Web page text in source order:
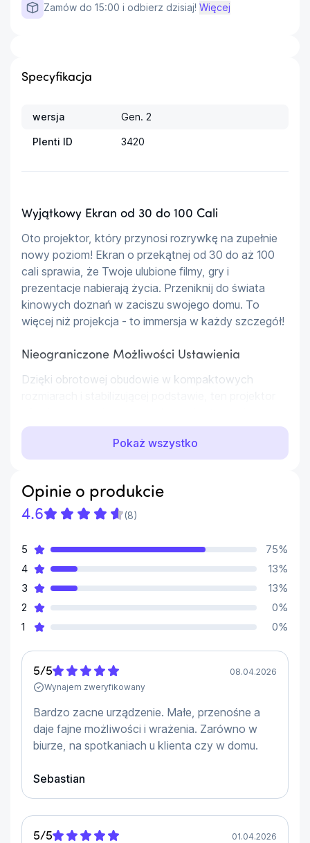
Zamów do 15:00 i odbierz dzisiaj! Więcej
Specyfikacja
wersja Gen. 2
Plenti ID 3420
Wyjątkowy Ekran od 30 do 100 Cali
Oto projektor, który przynosi rozrywkę na zupełnie
nowy poziom! Ekran o przekątnej od 30 do aż 100
cali sprawia, że Twoje ulubione filmy, gry i
prezentacje nabierają życia. Przeniknij do świata
kinowych doznań w zaciszu swojego domu. To
więcej niż projekcja - to immersja w każdy szczegół!
Nieograniczone Możliwości Ustawienia
Dzięki obrotowej obudowie w kompaktowych
Wyświetl swoje treści na każdej powierzchni i pod
dowolnym kątem. Teraz niezależnie od tego, czy to
ma być filmowy wieczór w salonie czy prezentacja
Perfekcyjna Wyrazistość i Prostokątny Kadr
SAMSUNG The Freestyle gen 2. samoczynnie
koryguje przekrzywiony obraz, zapewniając idealnie
prostokątny kadr. Dzięki automatycznej funkcji
ustawiania ostrości, Twój film zyska perfekcyjną
wyrazistość w zaledwie kilka sekund. Odtwarzaj
swoje treści z absolutnym komfortem i jakością.
Specyfikacja:
-Jasność [ANSI lumen]: 550
-Rozdzielczość podstawowa: Full HD (1920 x 1080)
-Wielkość obrazu: 30 cali - 100 cali
-Waga [kg]: 0.8
Pokaż wszystko
Opinie o produkcie
4.6
(8)
5 75%
4
13%
3
13%
2
0%
1
0%
5/5
Wynajem zweryfikowany
08.04.2026
Bardzo zacne urządzenie. Małe, przenośne a
daje fajne możliwości i wrażenia. Zarówno w
biurze, na spotkaniach u klienta czy w domu.
Sebastian
5/5 01.04.2026